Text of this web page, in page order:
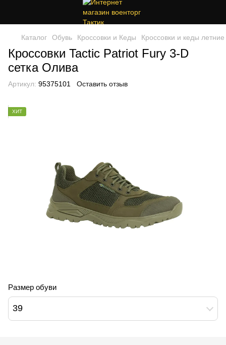
Каталог Обувь Кроссовки и Кеды Кроссовки и кеды летние
Кроссовки Tactic Patriot Fury 3-D
сетка Олива
Артикул: 95375101 Оставить отзыв
ХИТ
Размер обуви
39